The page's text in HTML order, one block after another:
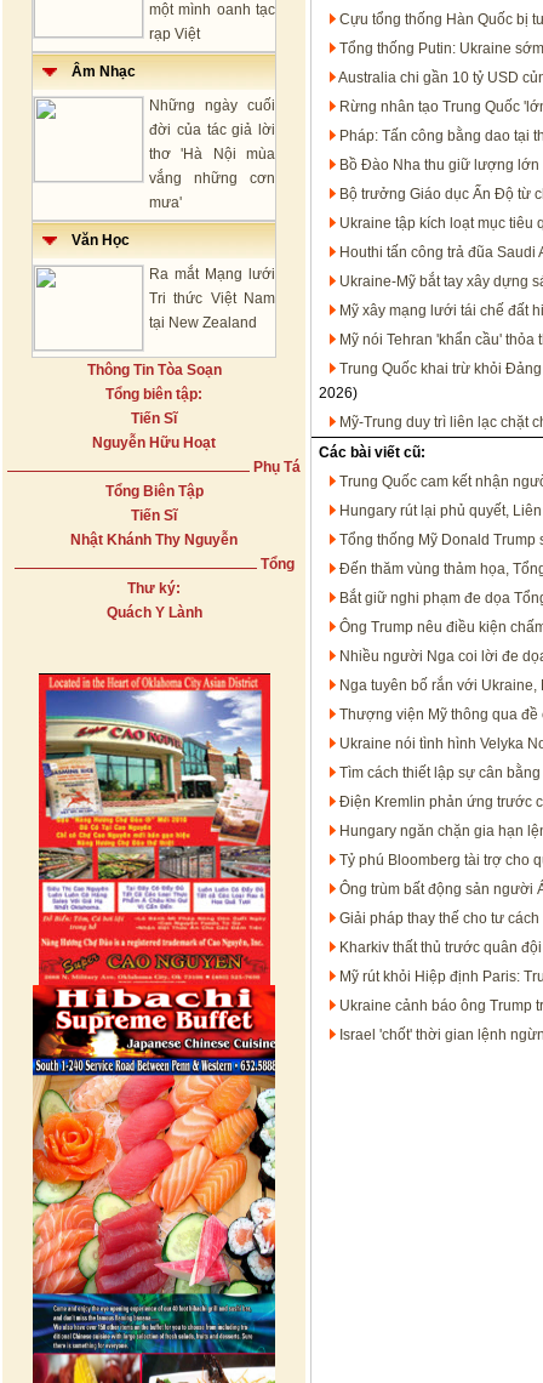
một mình oanh tạc
rạp Việt
Âm Nhạc
Những ngày cuối
đời của tác giả lời
thơ 'Hà Nội mùa
vắng những cơn
mưa'
Văn Học
Ra mắt Mạng lưới
Tri thức Việt Nam
tại New Zealand
Thông Tin Tòa Soạn
Tổng biên tập:
Tiến Sĩ
Nguyễn Hữu Hoạt
Phụ Tá
Tổng Biên Tập
Tiến Sĩ
Nhật Khánh Thy Nguyễn
Tổng
Thư ký:
Quách Y Lành
Cựu tổng thống Hàn Quốc bị
Tổng thống Putin: Ukraine
Australia chi gần 10 tỷ USD
Rừng nhân tạo Trung Quốc
Pháp: Tấn công bằng dao tại
Bồ Đào Nha thu giữ lượng
Bộ trưởng Giáo dục Ấn Độ từ
Ukraine tập kích loạt mục tiêu
Houthi tấn công trả đũa
Ukraine-Mỹ bắt tay xây dựng
Mỹ xây mạng lưới tái chế đất
Mỹ nói Tehran 'khẩn cầu'
Trung Quốc khai trừ khỏi
2026)
Mỹ-Trung duy trì liên lạc chặt
Các bài viết cũ:
Trung Quốc cam kết nhận
Hungary rút lại phủ quyết,
Tổng thống Mỹ Donald Trump
Đến thăm vùng thảm họa,
Bắt giữ nghi phạm đe dọa
Ông Trump nêu điều kiện
Nhiều người Nga coi lời đe
Nga tuyên bố rắn với
Thượng viện Mỹ thông qua
Ukraine nói tình hình Velyka
Tìm cách thiết lập sự cân
Điện Kremlin phản ứng trước
Hungary ngăn chặn gia hạn
Tỷ phú Bloomberg tài trợ cho
Ông trùm bất động sản người
Giải pháp thay thế cho tư
Kharkiv thất thủ trước quân
Mỹ rút khỏi Hiệp định Paris:
Ukraine cảnh báo ông Trump
Israel 'chốt' thời gian lệnh